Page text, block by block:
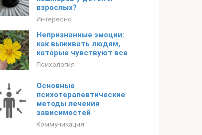
взрослых?
Интересно
Непризнанные эмоции:
как выживать людям,
которые чувствуют все
Психология
Основные
психотерапевтические
методы лечения
зависимостей
Коммуникация